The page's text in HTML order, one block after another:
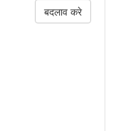
बदलाव करे